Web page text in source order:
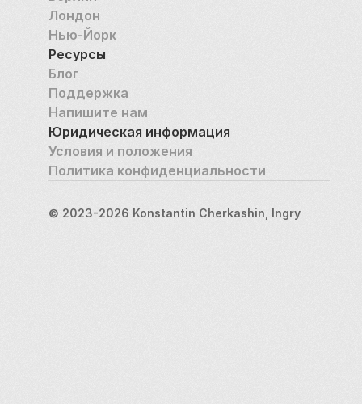
Лондон
Нью-Йорк
Ресурсы
Блог
Поддержка
Напишите нам
Юридическая информация
Условия и положения
Политика конфиденциальности
© 2023-2026 Konstantin Cherkashin, Ingry